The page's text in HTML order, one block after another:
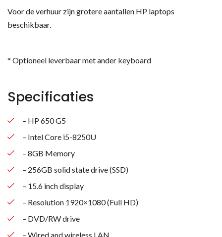
Voor de verhuur zijn grotere aantallen HP laptops
beschikbaar.
* Optioneel leverbaar met ander keyboard
Specificaties
– HP 650 G5
– Intel Core i5-8250U
– 8GB Memory
– 256GB solid state drive (SSD)
– 15.6 inch display
– Resolution 1920×1080 (Full HD)
– DVD/RW drive
– Wired and wireless LAN